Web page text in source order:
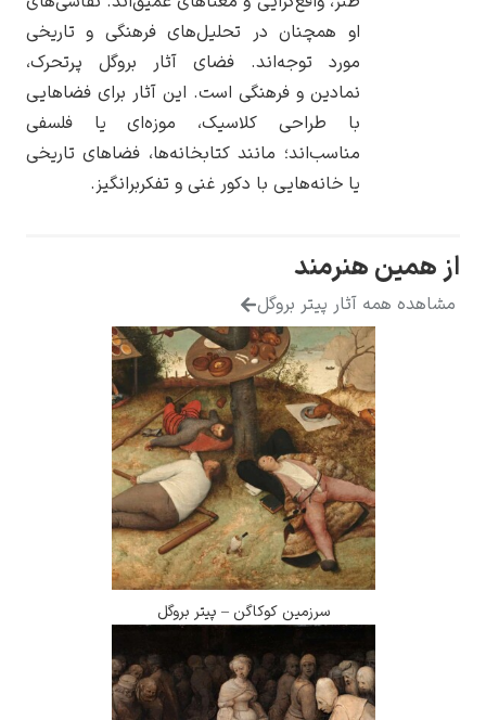
او همچنان در تحلیل‌های فرهنگی و تاریخی
مورد توجه‌اند. فضای آثار بروگل پرتحرک،
نمادین و فرهنگی است. این آثار برای فضاهایی
با طراحی کلاسیک، موزه‌ای یا فلسفی
مناسب‌اند؛ مانند کتابخانه‌ها، فضاهای تاریخی
یا خانه‌هایی با دکور غنی و تفکربرانگیز.
پیتر بروگل
سرزمین کوکاگن – پیتر بروگل